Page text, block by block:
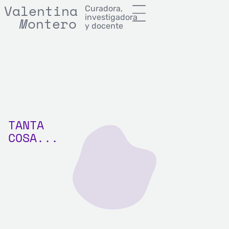
Valentina
Montero
onterror
Curadora,
investigadora
y docente
TANTA
COSA...